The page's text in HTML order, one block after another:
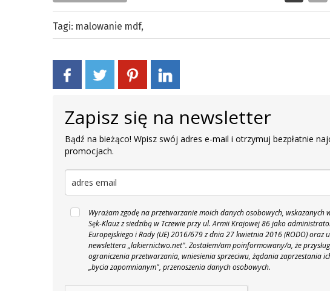
Tagi: malowanie mdf,
Zapisz się na newsletter
Bądź na bieżąco! Wpisz swój adres e-mail i otrzymuj bezpłatnie
promocjach.
Wyrażam zgodę na przetwarzanie moich danych osobowych,
Sęk-Klauz z siedzibą w Tczewie przy ul. Armii Krajowej 86 jako
Europejskiego i Rady (UE) 2016/679 z dnia 27 kwietnia 2016 (RODO)
newslettera „lakiernictwo.net". Zostałem/am poinformowany/a, że
ograniczenia przetwarzania, wniesienia sprzeciwu, żądania
„bycia zapomnianym", przenoszenia danych osobowych.